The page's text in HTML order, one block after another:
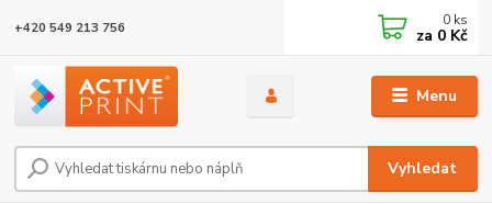
Menu
Vyhledat
+420 549 213 756 0 ks
za 0 Kč